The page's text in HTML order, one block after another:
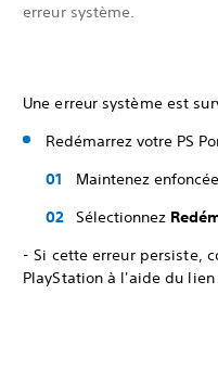
erreur système.
Une erreur système est
Redémarrez votre PS
Maintenez
Sélectionnez
- Si cette erreur persiste,
PlayStation à l'aide du